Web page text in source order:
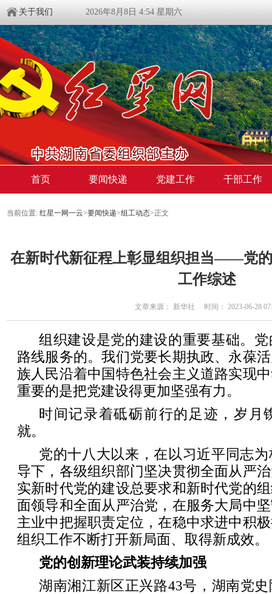
关于我们 2026年8月8日 4:54 星期六
首页 要闻快递 党建工作 干部工作
当前位置: 红星一网一云>要闻快递>组工动态>正文
在新时代新征程上彰显组织担当——党
工作综述
文章来源： 新华社 时间： 2023-06-28
组织建设是党的建设的重要基础。
路线服务的。我们党要长期执政、永葆
族人民沿着中国特色社会主义道路实现
重要的是把党建设得更加坚强有力。
时间记录着砥砺前行的足迹，岁月
就。
党的十八大以来，在以习近平同志
导下，各级组织部门坚决贯彻全面从严
实新时代党的建设总要求和新时代党的
面领导和全面从严治党，在服务大局中
主业中把握职责定位，在稳中求进中积
组织工作不断打开新局面、取得新成效。
党的创新理论武装持续加强
湖南湘江新区正兴路43号，湖南党